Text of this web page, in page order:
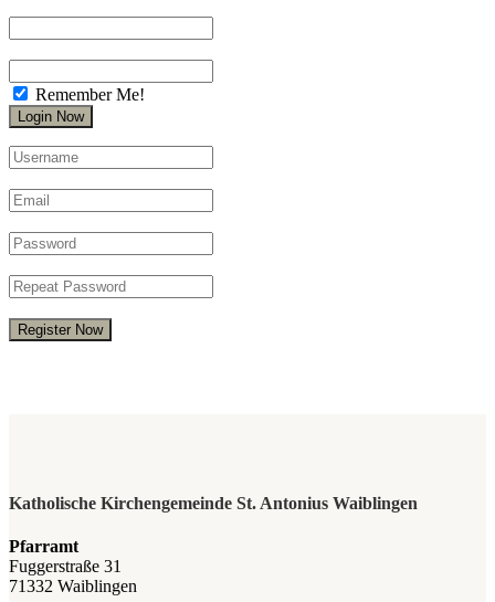
Remember Me!
Register Now
Katholische Kirchengemeinde St. Antonius Waiblingen
Pfarramt
Fuggerstraße 31
71332 Waiblingen